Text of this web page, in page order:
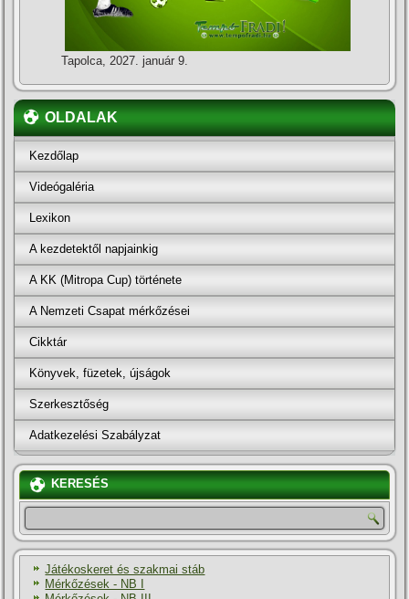
Tapolca, 2027. január 9.
OLDALAK
Kezdőlap
Videógaléria
Lexikon
A kezdetektől napjainkig
A KK (Mitropa Cup) története
A Nemzeti Csapat mérkőzései
Cikktár
Könyvek, füzetek, újságok
Szerkesztőség
Adatkezelési Szabályzat
KERESÉS
Játékoskeret és szakmai stáb
Mérkőzések - NB I